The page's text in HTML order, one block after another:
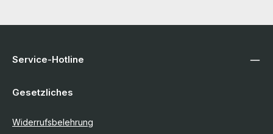
Service-Hotline
Gesetzliches
Widerrufsbelehrung